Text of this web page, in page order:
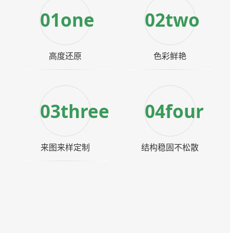
01one
高度还原
02two
色彩鲜艳
03three
来图来样定制
04four
结构稳固不松散